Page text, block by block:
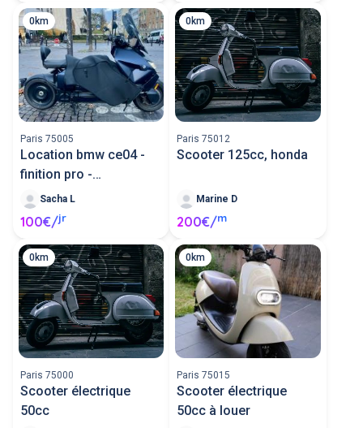
0km
Paris 75005
Location bmw ce04 -
finition pro -
permismoto
Sacha L
100€/jr
0km
Paris 75012
Scooter 125cc, honda
Marine D
200€/m
0km
Paris 75000
Scooter électrique
50cc
0km
Paris 75015
Scooter électrique
50cc à louer